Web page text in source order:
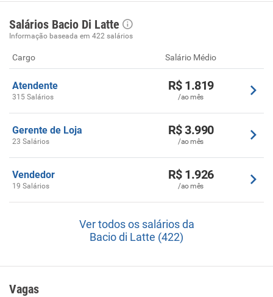
Salários Bacio Di Latte
Informação baseada em 422 salários
Cargo Salário Médio
Atendente
315 Salários
R$ 1.819
/ao mês
Gerente de Loja
23 Salários
R$ 3.990
/ao mês
Vendedor
19 Salários
R$ 1.926
/ao mês
Ver todos os salários da
Bacio di Latte (422)
Vagas